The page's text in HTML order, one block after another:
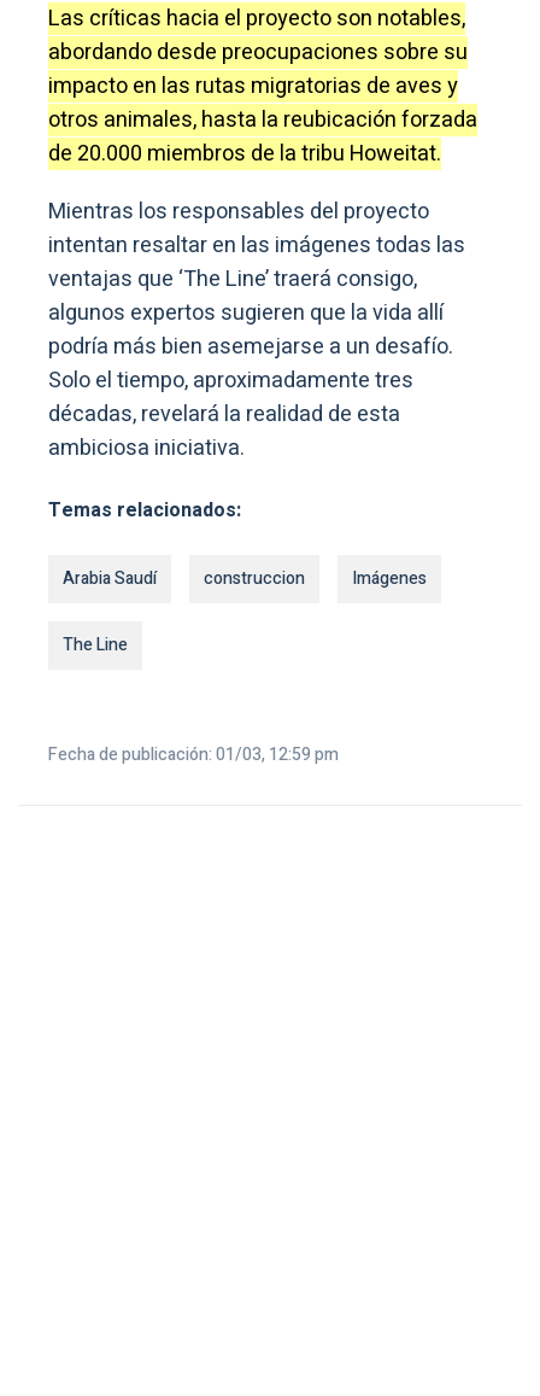
Las críticas hacia el proyecto son notables,
abordando desde preocupaciones sobre su
impacto en las rutas migratorias de aves y
otros animales, hasta la reubicación forzada
de 20.000 miembros de la tribu Howeitat.
Mientras los responsables del proyecto
intentan resaltar en las imágenes todas las
ventajas que ‘The Line’ traerá consigo,
algunos expertos sugieren que la vida allí
podría más bien asemejarse a un desafío.
Solo el tiempo, aproximadamente tres
décadas, revelará la realidad de esta
ambiciosa iniciativa.
Temas relacionados:
Arabia Saudí construccion Imágenes
The Line
Fecha de publicación: 01/03, 12:59 pm